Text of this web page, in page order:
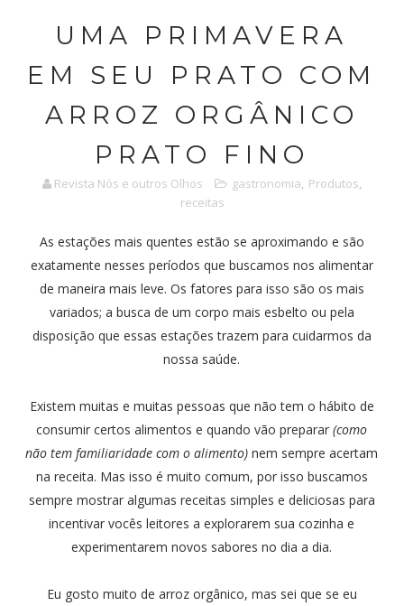
UMA PRIMAVERA
EM SEU PRATO COM
ARROZ ORGÂNICO
PRATO FINO
Revista Nós e outros Olhos gastronomia, Produtos,
receitas
As estações mais quentes estão se aproximando e são
exatamente nesses períodos que buscamos nos alimentar
de maneira mais leve. Os fatores para isso são os mais
variados; a busca de um corpo mais esbelto ou pela
disposição que essas estações trazem para cuidarmos da
nossa saúde.
Existem muitas e muitas pessoas que não tem o hábito de
consumir certos alimentos e quando vão preparar(como
não tem familiaridade com o alimento) nem sempre acertam
na receita. Mas isso é muito comum, por isso buscamos
sempre mostrar algumas receitas simples e deliciosas para
incentivar vocês leitores a explorarem sua cozinha e
experimentarem novos sabores no dia a dia.
Eu gosto muito de arroz orgânico, mas sei que se eu